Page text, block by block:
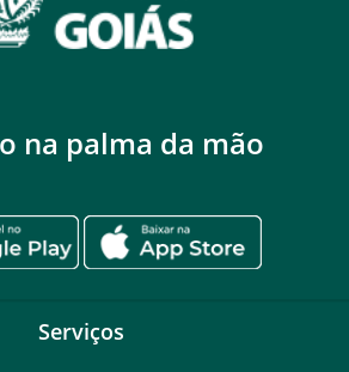
na palma da mão
Serviços